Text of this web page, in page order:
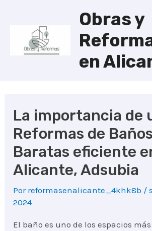
contenido
Obras y
en
La importancia de
Reformas de Baños
Baratas eficiente
Alicante, Adsubia
Por reformasenalicante_4khk8b /
2024
El baño es uno de los espacios